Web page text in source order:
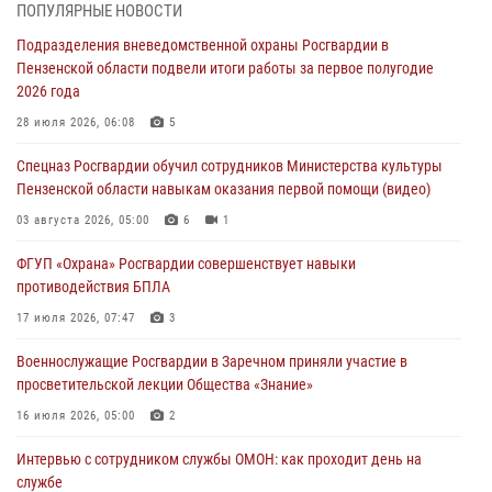
06 августа 2026, 05:00
Телесюжет ГТРК «Россия.Пенза»: В Пензе обвиняются семь мужчин
в мошеннических действиях (видео)
В Заречном росгвардейцы почтили память легендарного генерала
Яковлева
Сотрудники пензенского ОМОН «Страж» познакомили участников
сборов «Гвардеец» с вооружением и техникой Росгвардии
ПОПУЛЯРНЫЕ НОВОСТИ
Подразделения вневедомственной охраны Росгвардии в
Пензенской области подвели итоги работы за первое полугодие
2026 года
28 июля 2026, 06:08 5
Спецназ Росгвардии обучил сотрудников Министерства культуры
Пензенской области навыкам оказания первой помощи (видео)
03 августа 2026, 05:00 6 1
ФГУП «Охрана» Росгвардии совершенствует навыки
противодействия БПЛА
17 июля 2026, 07:47 3
Военнослужащие Росгвардии в Заречном приняли участие в
просветительской лекции Общества «Знание»
16 июля 2026, 05:00 2
Интервью с сотрудником службы ОМОН: как проходит день на
службе